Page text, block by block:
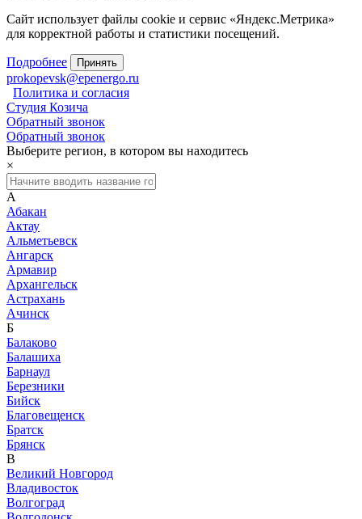
Сайт использует файлы cookie и сервис «Яндекс.Метрика»
для корректной работы и статистики посещений.
Подробнее Принять
prokopevsk@epenergo.ru
Политика и согласия
Студия Козича
Обратный звонок
Обратный звонок
Выберите регион, в котором вы находитесь
×
А
Абакан
Актау
Альметьевск
Ангарск
Армавир
Архангельск
Астрахань
Ачинск
Б
Балаково
Балашиха
Барнаул
Березники
Бийск
Благовещенск
Братск
Брянск
В
Великий Новгород
Владивосток
Волгоград